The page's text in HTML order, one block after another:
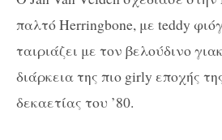
παλτό Herringbone, με teddy
ταιριάζει με τον βελούδινο
διάρκεια της πιο girly εποχής
δεκαετίας του ’80.